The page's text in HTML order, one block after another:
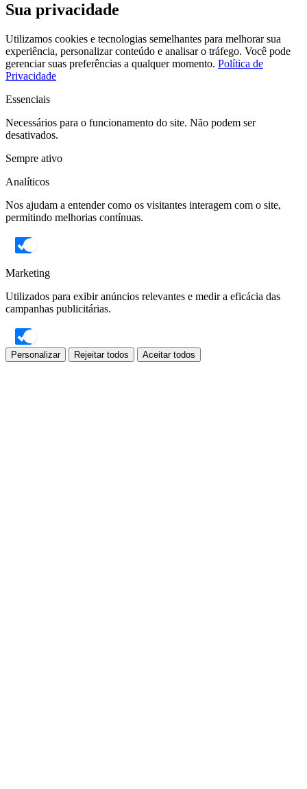
Sua privacidade
Utilizamos cookies e tecnologias semelhantes para melhorar sua
experiência, personalizar conteúdo e analisar o tráfego. Você pode
gerenciar suas preferências a qualquer momento. Política de
Privacidade
Essenciais
Necessários para o funcionamento do site. Não podem ser
desativados.
Sempre ativo
Analíticos
Nos ajudam a entender como os visitantes interagem com o site,
permitindo melhorias contínuas.
Marketing
Utilizados para exibir anúncios relevantes e medir a eficácia das
campanhas publicitárias.
Personalizar Rejeitar todos Aceitar todos